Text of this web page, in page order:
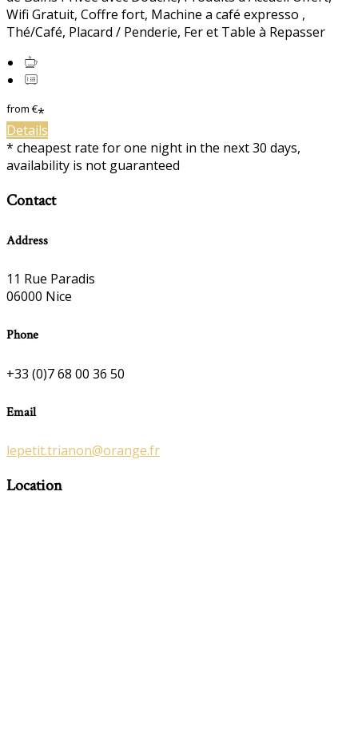
Wifi Gratuit, Coffre fort, Machine a café expresso ,
Thé/Café, Placard / Penderie, Fer et Table à Repasser
from€*
Details
* cheapest rate for one night in the next 30 days,
availability is not guaranteed
Contact
Address
11 Rue Paradis
06000 Nice
Phone
+33 (0)7 68 00 36 50
Email
lepetit.trianon@orange.fr
Location